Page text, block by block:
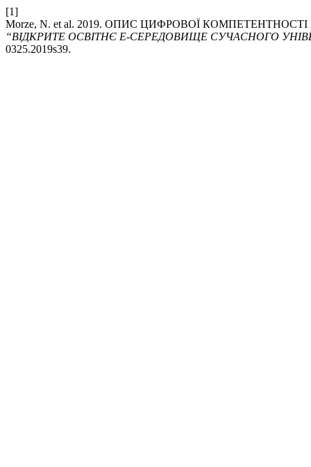
[1]
Morze, N. et al. 2019. ОПИС ЦИФРОВОЇ
“ВІДКРИТЕ ОСВІТНЄ Е-СЕРЕДОВИЩЕ СУЧАСНОГО
0325.2019s39.